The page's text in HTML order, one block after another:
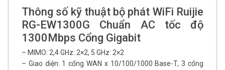
Thông số kỹ thuật bộ phát WiFi Ruijie
RG-EW1300G Chuẩn AC tốc độ
1300Mbps Cổng Gigabit
– MIMO: 2,4 GHz: 2×2, 5 GHz: 2×2
– Giao diện: 1 cổng WAN x 10/100/1000 Base-T, 3 cổng